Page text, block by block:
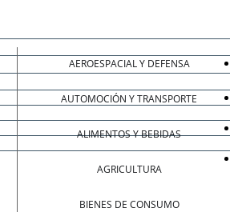
AEROESPACIAL Y DEFENSA
AUTOMOCIÓN Y TRANSPORTE
ALIMENTOS Y BEBIDAS
AGRICULTURA
BIENES DE CONSUMO